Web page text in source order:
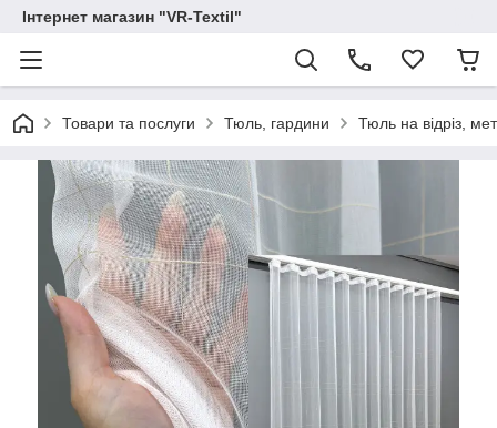
Інтернет магазин "VR-Textil"
Товари та послуги Тюль, гардини Тюль на відріз,